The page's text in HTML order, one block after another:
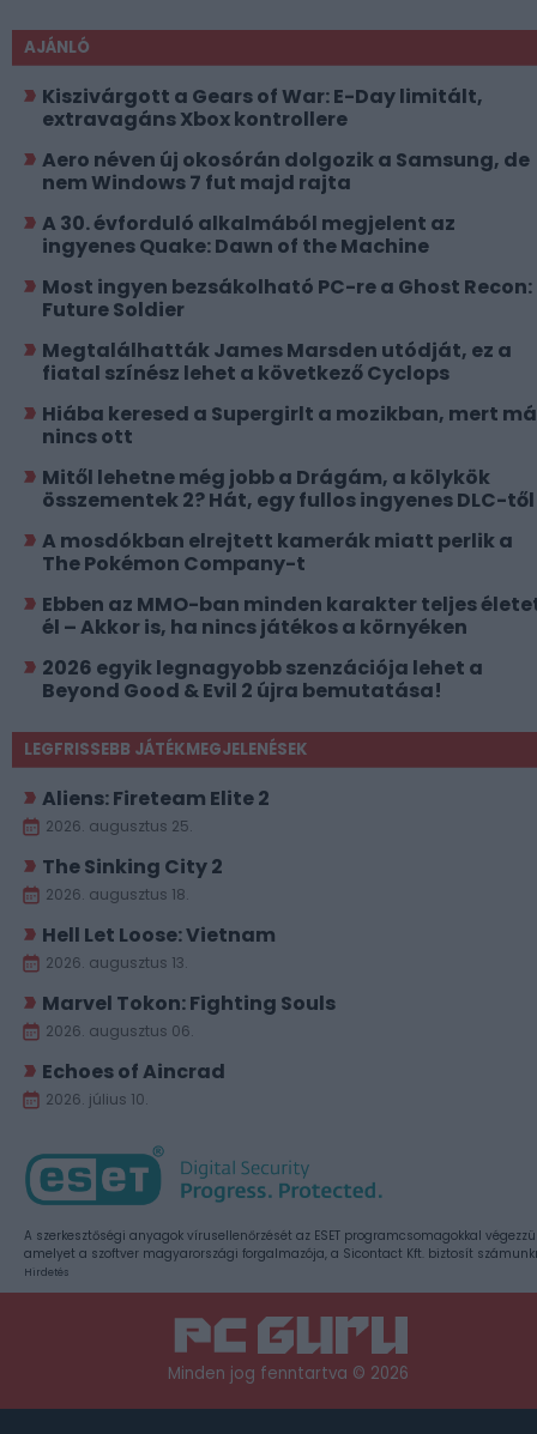
AJÁNLÓ
Kiszivárgott a Gears of War: E-Day limitált,
extravagáns Xbox kontrollere
Aero néven új okosórán dolgozik a Samsung, de
nem Windows 7 fut majd rajta
A 30. évforduló alkalmából megjelent az
ingyenes Quake: Dawn of the Machine
Most ingyen bezsákolható PC-re a Ghost Recon:
Future Soldier
Megtalálhatták James Marsden utódját, ez a
fiatal színész lehet a következő Cyclops
Hiába keresed a Supergirlt a mozikban, mert
nincs ott
Mitől lehetne még jobb a Drágám, a kölykök
összementek 2? Hát, egy fullos ingyenes DLC-
A mosdókban elrejtett kamerák miatt perlik a
The Pokémon Company-t
Ebben az MMO-ban minden karakter teljes
él – Akkor is, ha nincs játékos a környéken
2026 egyik legnagyobb szenzációja lehet a
Beyond Good & Evil 2 újra bemutatása!
LEGFRISSEBB JÁTÉKMEGJELENÉSEK
Aliens: Fireteam Elite 2
2026. augusztus 25.
The Sinking City 2
2026. augusztus 18.
Hell Let Loose: Vietnam
2026. augusztus 13.
Marvel Tokon: Fighting Souls
2026. augusztus 06.
Echoes of Aincrad
2026. július 10.
A szerkesztőségi anyagok vírusellenőrzését az ESET programcsomagokkal
amelyet a szoftver magyarországi forgalmazója, a Sicontact Kft. biztosít
Hirdetés
Minden jog fenntartva © 2026